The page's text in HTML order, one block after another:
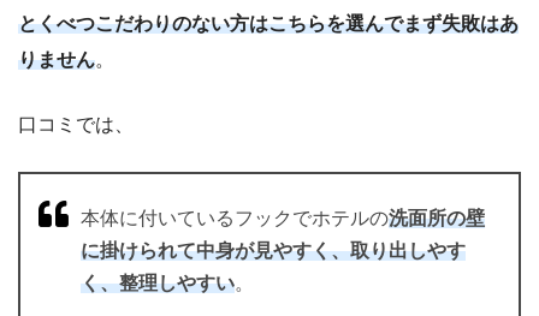
とくべつこだわりのない方はこちらを選んでまず失敗はあ
りません。
口コミでは、
本体に付いているフックでホテルの洗面所の壁
に掛けられて中身が見やすく、取り出しやす
く、整理しやすい。